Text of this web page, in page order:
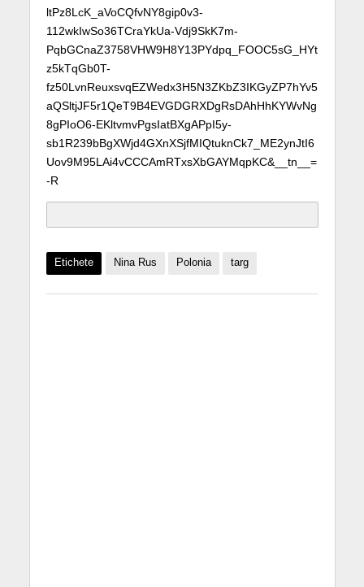
ltPz8LcK_aVoCQfvNY8gip0v3-
112wkIwSo36TCraYkUa-Vdj9SkK7m-
PqbGCnaZ3758VHW9H8Y13PYdpq_FOOC5sG_HYt
z5kTqGb0T-
fz50LvnReuxsvqEZWedx3H5N3ZKbZ3IKGyZP7hYv5
aQSltjJF5r1QeT9B4EVGDGRXDgRsDAhHhKYWvNg
8gPIoO6-EKltvmvPgsIatBXgAPpI5y-
sb1R239bBgXWjd4GXnXSjfMIQtuknCk7_ME2ynJtI6
Uov9M95LAi4vCCCAmRTxsXbGAYMqpKC&__tn__=
-R
Etichete Nina Rus Polonia targ